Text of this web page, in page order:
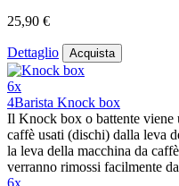
25,90 €
Dettaglio Acquista
6x
4Barista Knock box
Il Knock box o battente viene
caffè usati (dischi) dalla leva
la leva della macchina da
verranno rimossi facilmente